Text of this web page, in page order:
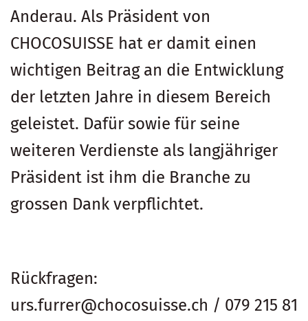
Anderau. Als Präsident von
CHOCOSUISSE hat er damit einen
wichtigen Beitrag an die Entwicklung
der letzten Jahre in diesem Bereich
geleistet. Dafür sowie für seine
weiteren Verdienste als langjähriger
Präsident ist ihm die Branche zu
grossen Dank verpflichtet.
Rückfragen:
urs.furrer@chocosuisse.ch / 079 215 81